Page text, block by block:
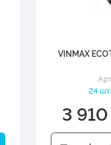
VINMAX
24
3